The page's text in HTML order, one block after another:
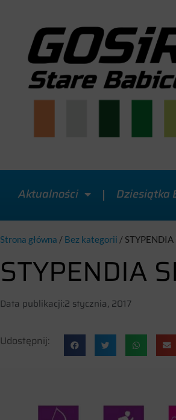
Aktualności Dziesiątka
Strona główna / Bez kategorii /
STYPENDIA
Data publikacji:2 stycznia, 2017
Udostępnij: